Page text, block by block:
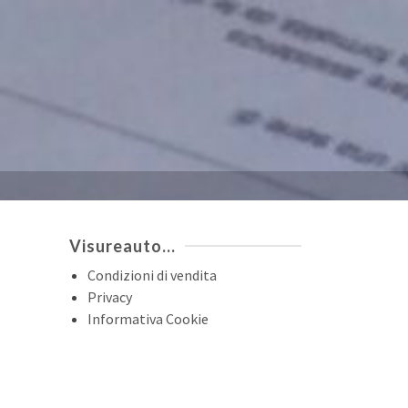
Visureauto…
Condizioni di vendita
Privacy
Informativa Cookie